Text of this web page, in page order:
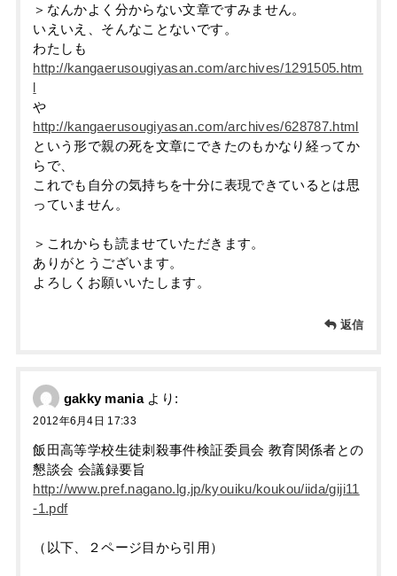
＞なんかよく分からない文章ですみません。
いえいえ、そんなことないです。
わたしも
http://kangaerusougiyasan.com/archives/1291505.htm
や
http://kangaerusougiyasan.com/archives/628787.html
という形で親の死を文章にできたのもかなり経ってか
らで、
これでも自分の気持ちを十分に表現できているとは思
っていません。
＞これからも読ませていただきます。
ありがとうございます。
よろしくお願いいたします。
返信
gakky mania より:
2012年6月4日 17:33
飯田高等学校生徒刺殺事件検証委員会 教育関係者との
懇談会 会議録要旨
http://www.pref.nagano.lg.jp/kyouiku/koukou/iida/giji11
-1.pdf
（以下、２ページ目から引用）